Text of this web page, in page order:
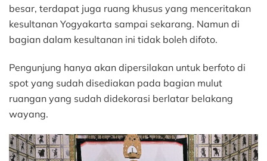
besar, terdapat juga ruang khusus yang menceritakan
kesultanan Yogyakarta sampai sekarang. Namun di
bagian dalam kesultanan ini tidak boleh difoto.
Pengunjung hanya akan dipersilakan untuk berfoto di
spot yang sudah disediakan pada bagian mulut
ruangan yang sudah didekorasi berlatar belakang
wayang.